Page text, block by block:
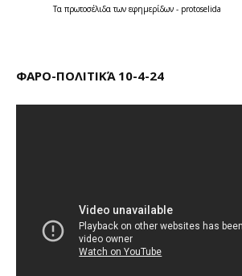
Τα πρωτοσέλιδατων εφημερίδων - protoselida
ΦΑΡΟ-ΠΟΛΙΤΙΚΆ 10-4-24